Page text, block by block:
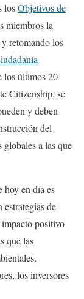
losObjetivos de
miembros la
retomando los
los últimos 20
Citizenship, se
y deben
del
globales a las que
hoy en día es
de
positivo
que las
los inversores